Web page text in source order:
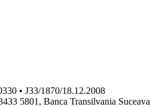
• J33/1870/18.12.2008
5801, Banca Transilvania Suceava